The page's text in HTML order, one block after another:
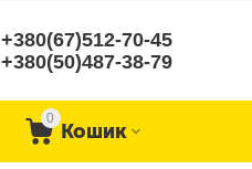
+380(67)512-70-45
+380(50)487-38-79
0
Кошик